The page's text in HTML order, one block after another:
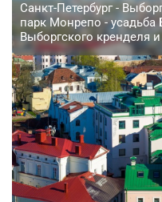
Санкт-Петербург -
парк Монрепо - усадьба
Выборгского кренделя и